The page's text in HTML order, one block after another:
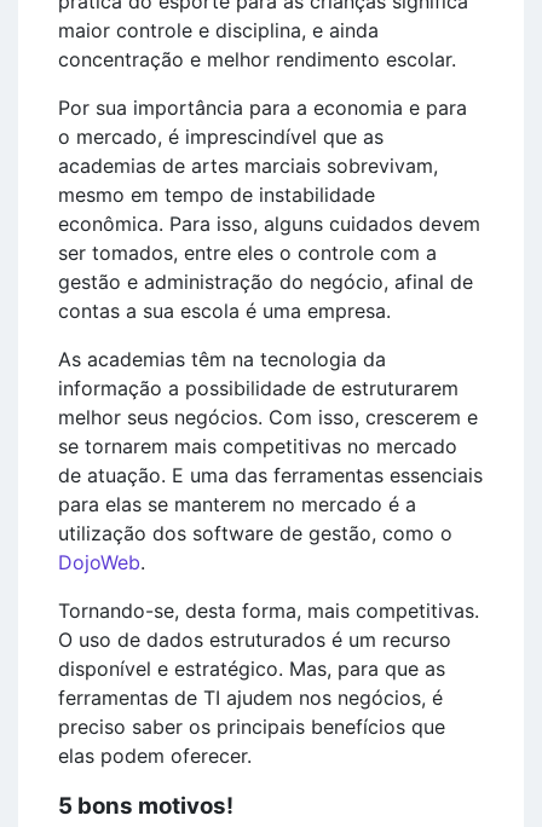
maior controle e disciplina, e ainda
concentração e melhor rendimento escolar.
Por sua importância para a economia e para
o mercado, é imprescindível que as
academias de artes marciais sobrevivam,
mesmo em tempo de instabilidade
econômica. Para isso, alguns cuidados devem
ser tomados, entre eles o controle com a
gestão e administração do negócio, afinal de
contas a sua escola é uma empresa.
As academias têm na tecnologia da
informação a possibilidade de estruturarem
melhor seus negócios. Com isso, crescerem e
se tornarem mais competitivas no mercado
de atuação. E uma das ferramentas essenciais
para elas se manterem no mercado é a
utilização dos software de gestão, como o
DojoWeb.
Tornando-se, desta forma, mais competitivas.
O uso de dados estruturados é um recurso
disponível e estratégico. Mas, para que as
ferramentas de TI ajudem nos negócios, é
preciso saber os principais benefícios que
elas podem oferecer.
5 bons motivos!